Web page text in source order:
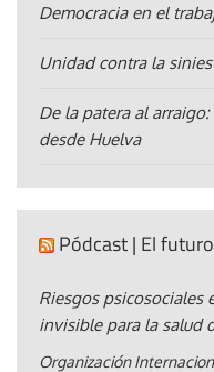
Democracia en el
Unidad contra la
De la patera al
desde Huelva
Pódcast | El
Riesgos psicosociales
invisible para la salud
Organización